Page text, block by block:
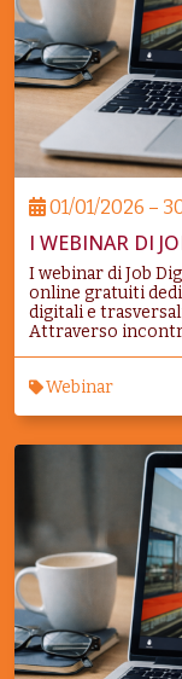
01/01/2026 –
I WEBINAR DI
I webinar di Job
online gratuiti
digitali e
Attraverso
Webinar